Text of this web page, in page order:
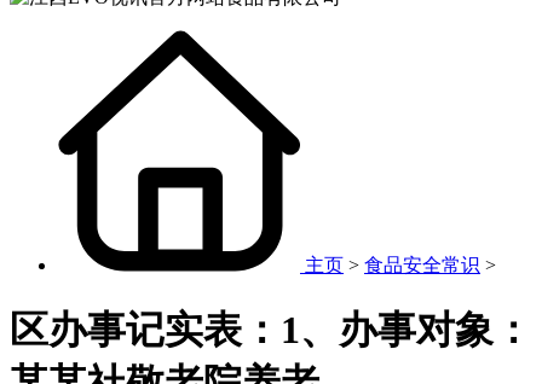
主页 > 食品安全常识 >
区办事记实表：1、办事对象：